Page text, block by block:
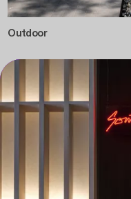
Outdoor